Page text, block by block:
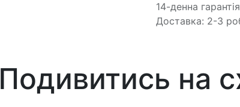
14-денна
Доставка: 2-3
Подивитись на